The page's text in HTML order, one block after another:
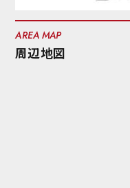
AREA MAP
周辺地図